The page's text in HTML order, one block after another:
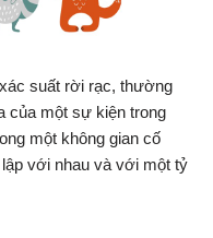
suất rời rạc, thường
của một sự kiện trong
một không gian cố
với nhau và với một tỷ